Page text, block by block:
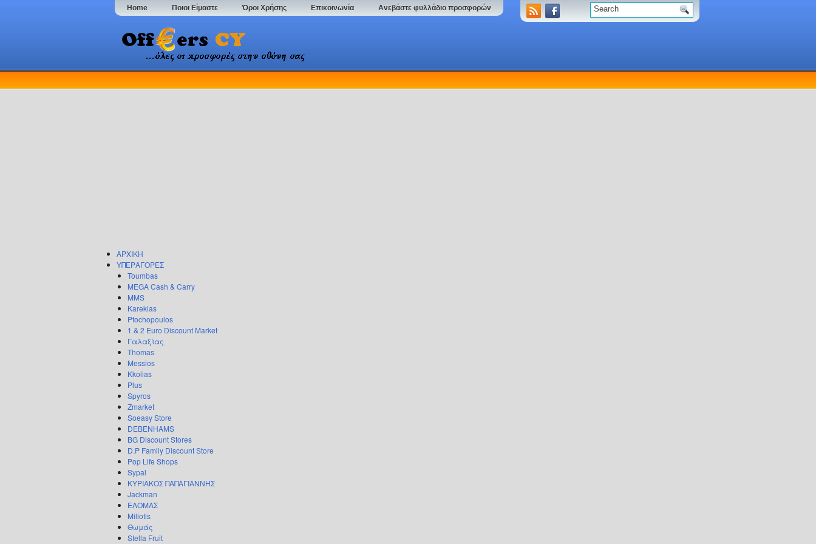
Home Ποιοι Είμαστε Όροι Χρήσης Επικοινωνία Ανεβάστε φυλλάδιο προσφορών
ΑΡΧΙΚΗ
ΥΠΕΡΑΓΟΡΕΣ
Toumbas
MEGA Cash & Carry
MMS
Kareklas
Ptochopoulos
1 & 2 Euro Discount Market
Γαλαξίας
Thomas
Messios
Kkolias
Plus
Spyros
Zmarket
Soeasy Store
DEBENHAMS
BG Discount Stores
D.P Family Discount Store
Pop Life Shops
Sypal
ΚΥΡΙΑΚΟΣ ΠΑΠΑΓΙΑΝΝΗΣ
Jackman
ΕΛΟΜΑΣ
Miliotis
Θωμάς
Stella Fruit